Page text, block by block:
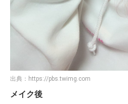
出典： https://pbs.twimg.com
メイク後